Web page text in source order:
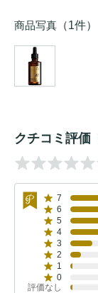
商品写真 （1件）
クチコミ評価
7
6
5
4
3
2
1
0
評価なし